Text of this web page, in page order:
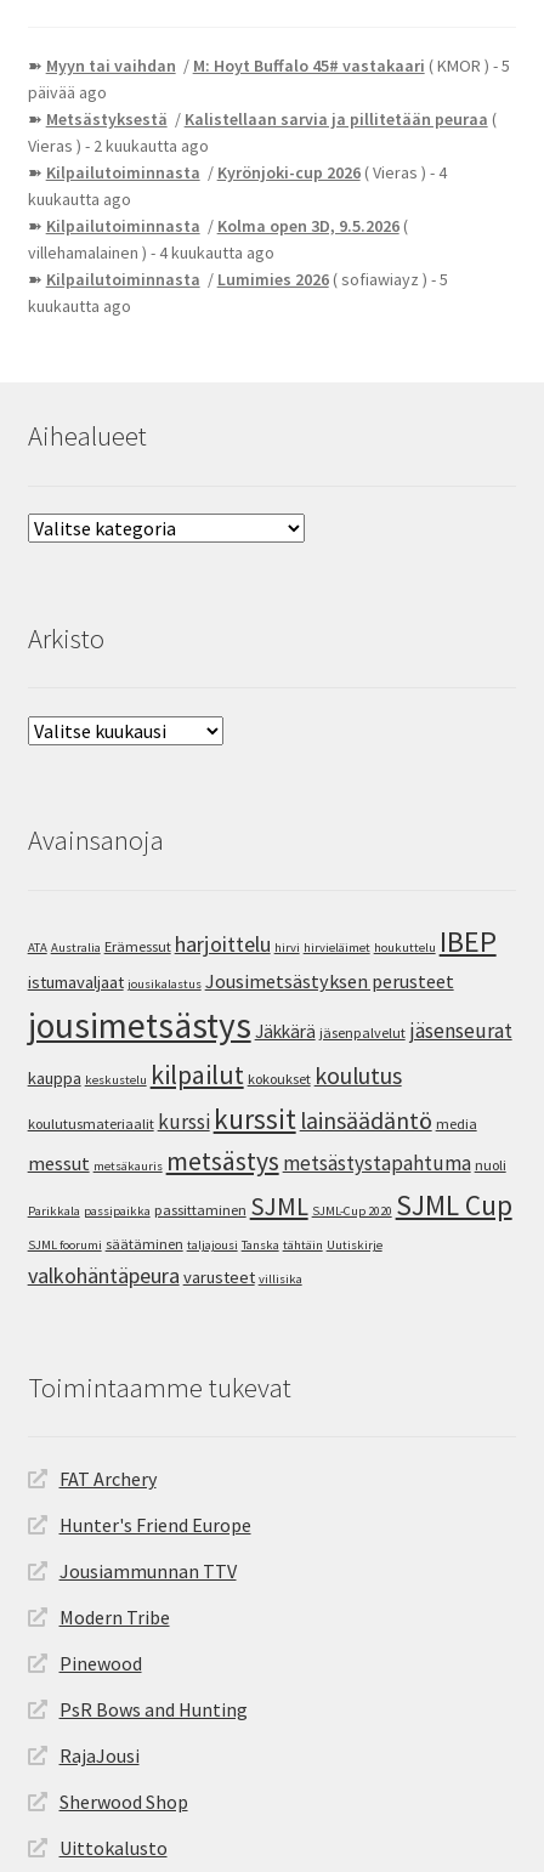
➽ Myyn tai vaihdan / M: Hoyt Buffalo 45# vastakaari ( KMOR ) - 5
päivää ago
➽ Metsästyksestä / Kalistellaan sarvia ja pillitetään peuraa (
Vieras ) - 2 kuukautta ago
➽ Kilpailutoiminnasta / Kyrönjoki-cup 2026( Vieras ) - 4
kuukautta ago
➽ Kilpailutoiminnasta / Kolma open 3D, 9.5.2026(
villehamalainen ) - 4 kuukautta ago
➽ Kilpailutoiminnasta / Lumimies 2026( sofiawiayz ) - 5
kuukautta ago
Aihealueet
Aihealueet
Arkisto
Arkisto
Avainsanoja
ATA Australia Erämessut harjoittelu hirvi hirvieläimet houkuttelu IBEP
istumavaljaat jousikalastus Jousimetsästyksen perusteet
jousimetsästys Jäkkärä jäsenpalvelut jäsenseurat
kauppa keskustelu kilpailut kokoukset koulutus
koulutusmateriaalit kurssi kurssit lainsäädäntö media
messut metsäkauris metsästys metsästystapahtuma nuoli
Parikkala passipaikka passittaminen SJML SJML-Cup 2020 SJML Cup
SJML foorumi säätäminen taljajousi Tanska tähtäin Uutiskirje
valkohäntäpeura varusteet villisika
Toimintaamme tukevat
FAT Archery
Hunter's Friend Europe
Jousiammunnan TTV
Modern Tribe
Pinewood
PsR Bows and Hunting
RajaJousi
Sherwood Shop
Uittokalusto